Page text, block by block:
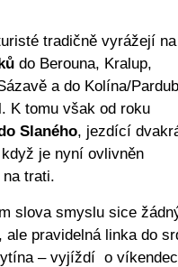
tradičně vyrážejí
do Berouna, Kralup,
a do Kolína/
K tomu však od roku
Slaného, jezdící
je nyní ovlivněn
trati.
slova smyslu sice
pravidelná linka do
– vyjíždí o